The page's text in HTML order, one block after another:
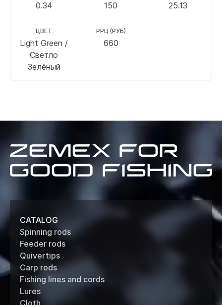
0.34 150 25.13
ЦВЕТ
Light Green /
Светло
Зелёный
РРЦ (РУБ)
660
Zemex
for
good
CATALOG
Spinning rods
Feeder rods
Quivertips
Carp rods
Fishing lines and cords
Lures